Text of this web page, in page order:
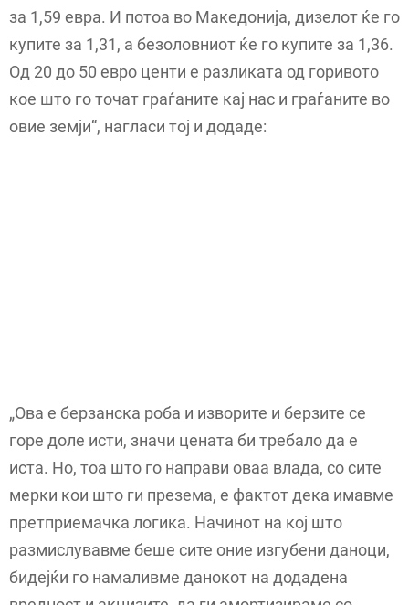
за 1,59 евра. И потоа во Македонија, дизелот ќе го
купите за 1,31, а безоловниот ќе го купите за 1,36.
Од 20 до 50 евро центи е разликата од горивото
кое што го точат граѓаните кај нас и граѓаните во
овие земји“, нагласи тој и додаде:
„Ова е берзанска роба и изворите и берзите се
горе доле исти, значи цената би требало да е
иста. Но, тоа што го направи оваа влада, со сите
мерки кои што ги презема, е фактот дека имавме
претприемачка логика. Начинот на кој што
размислувавме беше сите оние изгубени даноци,
бидејќи го намаливме данокот на додадена